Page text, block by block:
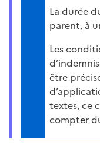
La durée
parent, à
Les
être
textes, ce
compter